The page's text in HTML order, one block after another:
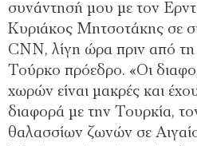
συνάντησή μου με τον
Κυριάκος Μητσοτάκης σε
CNN, λίγη ώρα πριν από
Τούρκο πρόεδρο. «Οι
χωρών είναι μακρές και
διαφορά με την Τουρκία,
θαλασσίων ζωνών σε